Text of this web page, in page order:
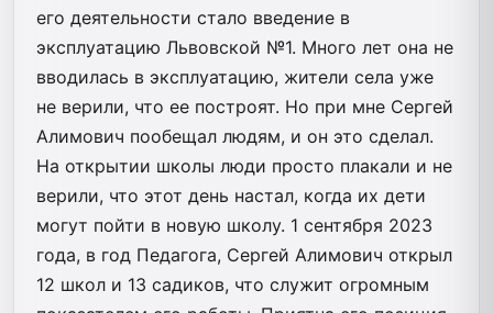
его деятельности стало введение в
эксплуатацию Львовской №1. Много лет она не
вводилась в эксплуатацию, жители села уже
не верили, что ее построят. Но при мне Сергей
Алимович пообещал людям, и он это сделал.
На открытии школы люди просто плакали и не
верили, что этот день настал, когда их дети
могут пойти в новую школу. 1 сентября 2023
года, в год Педагога, Сергей Алимович открыл
12 школ и 13 садиков, что служит огромным